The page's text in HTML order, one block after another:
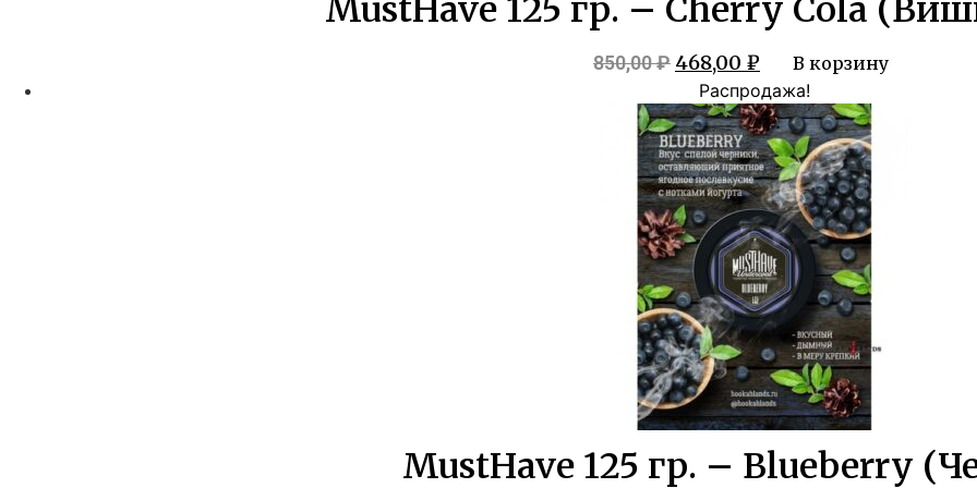
MustHave 125 гр. – Cherry Cola
850,00₽ Первоначальная
цена
составляла
850,00 ₽.
468,00 ₽ Текущая
цена:
468,00 ₽.
В корзину
Распродажа!
MustHave 125 гр. – Blueberry